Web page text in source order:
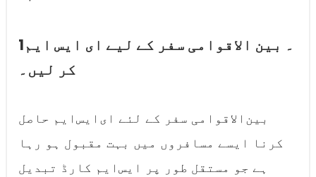
1۔ بین الاقوامی سفر کے لیے ای ایس ایم
کر لیں۔
بین‌الاقوامی سفر کے لئے ای‌ایس‌ایم حاصل
کرنا ایسے مسافروں میں بہت مقبول ہو رہا
ہے جو مستقل طور پر ایس‌ایم کارڈ تبدیل